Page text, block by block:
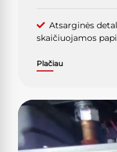
Atsarginės
skaičiuojamos
Plačiau